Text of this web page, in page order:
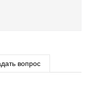
вопрос